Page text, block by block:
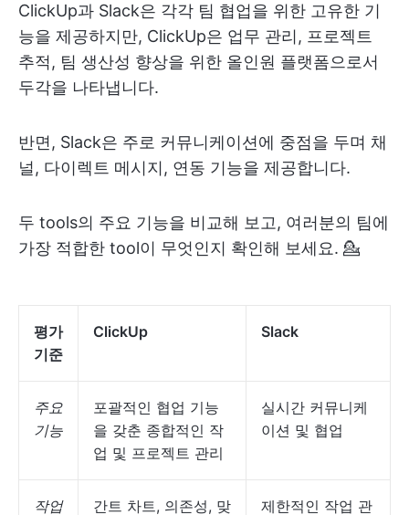
ClickUp과 Slack은 각각 팀 협업을 위한 고유한 기
능을 제공하지만, ClickUp은 업무 관리, 프로젝트
추적, 팀 생산성 향상을 위한 올인원 플랫폼으로서
두각을 나타냅니다.
반면, Slack은 주로 커뮤니케이션에 중점을 두며 채
널, 다이렉트 메시지, 연동 기능을 제공합니다.
두 tools의 주요 기능을 비교해 보고, 여러분의 팀에
가장 적합한 tool이 무엇인지 확인해 보세요. 💁
평가
기준
ClickUp Slack
주요
기능
포괄적인 협업 기능
을 갖춘 종합적인 작
업 및 프로젝트 관리
실시간 커뮤니케
이션 및 협업
작업 간트 차트, 의존성, 맞 제한적인 작업 관